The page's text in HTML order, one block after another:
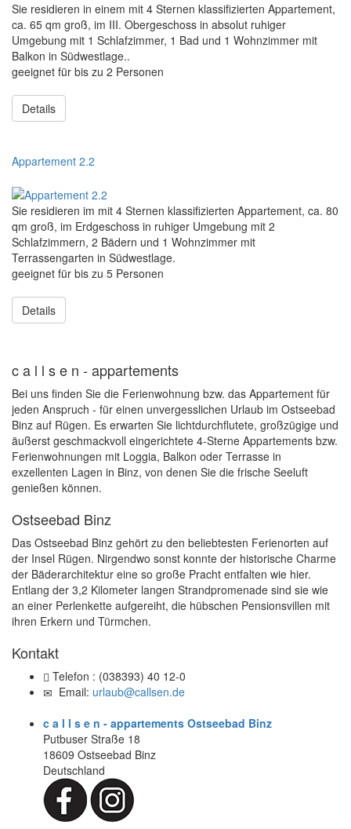
Sie residieren in einem mit 4 Sternen klassifizierten Appartement,
ca. 65 qm groß, im III. Obergeschoss in absolut ruhiger
Umgebung mit 1 Schlafzimmer, 1 Bad und 1 Wohnzimmer mit
Balkon in Südwestlage..
geeignet für bis zu 2 Personen
Details
Appartement 2.2
Sie residieren im mit 4 Sternen klassifizierten Appartement, ca. 80
qm groß, im Erdgeschoss in ruhiger Umgebung mit 2
Schlafzimmern, 2 Bädern und 1 Wohnzimmer mit
Terrassengarten in Südwestlage.
geeignet für bis zu 5 Personen
Details
c a l l s e n - appartements
Bei uns finden Sie die Ferienwohnung bzw. das Appartement für
jeden Anspruch - für einen unvergesslichen Urlaub im Ostseebad
Binz auf Rügen. Es erwarten Sie lichtdurchflutete, großzügige und
äußerst geschmackvoll eingerichtete 4-Sterne Appartements bzw.
Ferienwohnungen mit Loggia, Balkon oder Terrasse in
exzellenten Lagen in Binz, von denen Sie die frische Seeluft
genießen können.
Ostseebad Binz
Das Ostseebad Binz gehört zu den beliebtesten Ferienorten auf
der Insel Rügen. Nirgendwo sonst konnte der historische Charme
der Bäderarchitektur eine so große Pracht entfalten wie hier.
Entlang der 3,2 Kilometer langen Strandpromenade sind sie wie
an einer Perlenkette aufgereiht, die hübschen Pensionsvillen mit
ihren Erkern und Türmchen.
Kontakt
Telefon : (038393) 40 12-0
Email: urlaub@callsen.de
c a l l s e n - appartements Ostseebad Binz
Putbuser Straße 18
18609 Ostseebad Binz
Deutschland